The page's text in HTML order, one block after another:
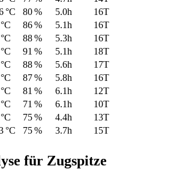
°C 80 % 5.0h
16T
86 % 5.1h
16T
88 % 5.3h
16T
91 % 5.1h
18T
88 % 5.6h
17T
87 % 5.8h
16T
81 % 6.1h
12T
71 % 6.1h
10T
75 % 4.4h
13T
°C 75 % 3.7h 15T
für Zugspitze